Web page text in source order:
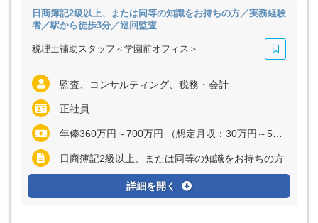
日商簿記2級以上、または同等の知識をお持ちの方／実務経験
者／駅から徒歩3分／巡回監査
税理士補助スタッフ＜学園前オフィス＞
監査、コンサルティング、税務・会計
正社員
年俸360万円～700万円 （想定月収：30万円～58万3333円） ※経験・能力を考慮の上、決定いたします ※上記に固定残業代（月37時間分＝6万3270円～12万3025円）を含む ※超過分は別途全額支給"
日商簿記2級以上、または同等の知識をお持ちの方
詳細を開く